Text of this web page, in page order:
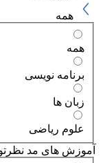
همه
همه
برنامه نویسی
زبان ها
علوم ریاضی
آموزش های مد